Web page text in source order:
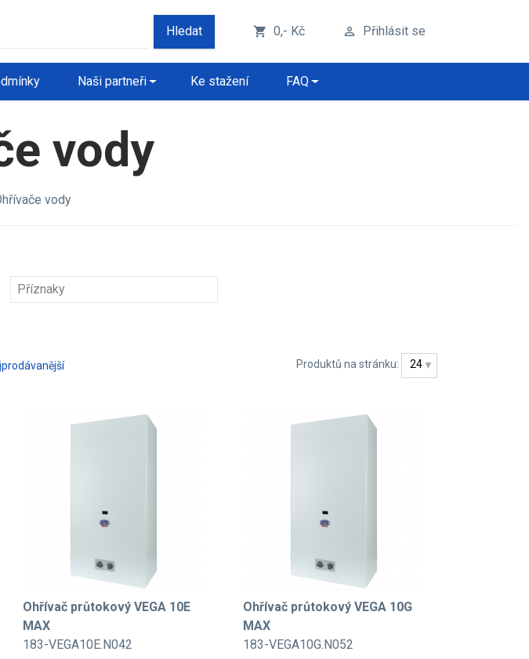
Hledat shopping_cart 0,- Kč perm_identity Přihlásit se
Naši partneři Ke stažení FAQ
vody
vody
Příznaky
Produktů na stránku: 24
Ohřívač průtokový VEGA 10E
MAX
183-VEGA10E.N042
Ohřívač průtokový VEGA 10G
MAX
183-VEGA10G.N052